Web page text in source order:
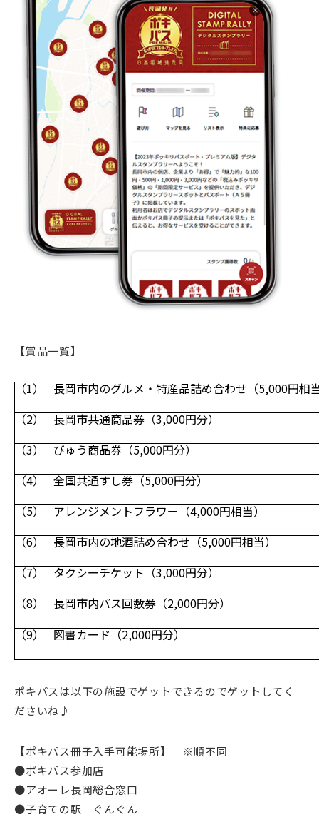
【賞品一覧】
（1） 長岡市内のグルメ・特産品詰め合わせ（5,000円相
（2） 長岡市共通商品券（3,000円分）
（3） びゅう商品券（5,000円分）
（4） 全国共通すし券（5,000円分）
（5） アレンジメントフラワー（4,000円相当）
（6） 長岡市内の地酒詰め合わせ（5,000円相当）
（7） タクシーチケット（3,000円分）
（8） 長岡市内バス回数券（2,000円分）
（9） 図書カード（2,000円分）
ポキパスは以下の施設でゲットできるのでゲットしてく
ださいね♪
【ポキパス冊子入手可能場所】 ※順不同
●ポキパス参加店
●アオーレ長岡総合窓口
●子育ての駅 ぐんぐん